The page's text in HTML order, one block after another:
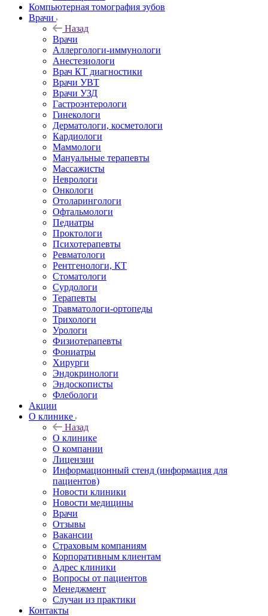
Компьютерная томография зубов
Врачи
Назад
Врачи
Аллергологи-иммунологи
Анестезиологи
Врач КТ диагностики
Врачи УВТ
Врачи УЗД
Гастроэнтерологи
Гинекологи
Дерматологи, косметологи
Кардиологи
Маммологи
Мануальные терапевты
Массажисты
Неврологи
Онкологи
Отоларингологи
Офтальмологи
Педиатры
Проктологи
Психотерапевты
Ревматологи
Рентгенологи, КТ
Стоматологи
Сурдологи
Терапевты
Травматологи-ортопеды
Трихологи
Урологи
Физиотерапевты
Фониатры
Хирурги
Эндокринологи
Эндоскописты
Флебологи
Акции
О клинике
Назад
О клинике
О компании
Лицензии
Информационный стенд (информация для
пациентов)
Новости клиники
Новости медицины
Врачи
Отзывы
Вакансии
Страховым компаниям
Корпоративным клиентам
Адрес клиники
Вопросы от пациентов
Менеджмент
Случаи из практики
Контакты